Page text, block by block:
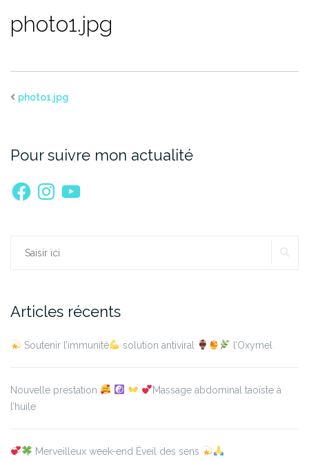
photo1.jpg
photo1.jpg
Pour suivre mon actualité
FacebookInstagramYouTube
Rechercher :
Articles récents
Soutenir l’immunité solution antiviral l’Oxymel
Nouvelle prestation
Massage abdominal taoïste à
l’huile
Merveilleux week-end Éveil des sens